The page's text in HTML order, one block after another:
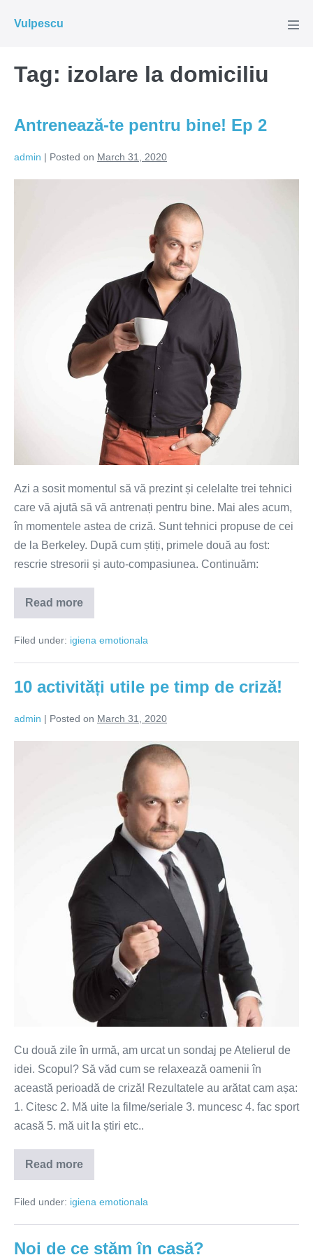
Vulpescu
Tag: izolare la domiciliu
Antrenează-te pentru bine! Ep 2
admin | Posted on March 31, 2020
Azi a sosit momentul să vă prezint și celelalte trei tehnici
care vă ajută să vă antrenați pentru bine. Mai ales acum,
în momentele astea de criză. Sunt tehnici propuse de cei
de la Berkeley. După cum știți, primele două au fost:
rescrie stresorii și auto-compasiunea. Continuăm:
Read moreAntrenează-
te
bine!
2
Filed under: igiena emotionala
10 activități utile pe timp de criză!
admin | Posted on March 31, 2020
Cu două zile în urmă, am urcat un sondaj pe Atelierul de
idei. Scopul? Să văd cum se relaxează oamenii în
această perioadă de criză! Rezultatele au arătat cam așa:
1. Citesc 2. Mă uite la filme/seriale 3. muncesc 4. fac sport
acasă 5. mă uit la știri etc..
Read more
10
activități
pe
de
Filed under: igiena emotionala
Noi de ce stăm în casă?